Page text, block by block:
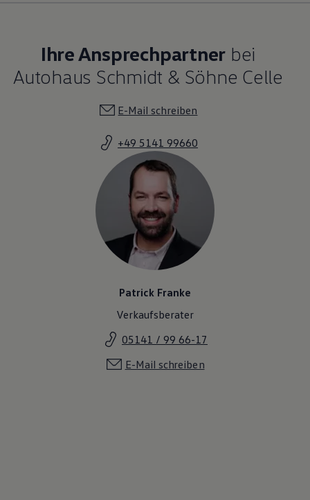
Ihre Ansprechpartner bei
Autohaus Schmidt & Söhne Celle
E-Mail schreiben
+49 5141 99660
Patrick Franke
Verkaufsberater
05141 / 99 66-17
E-Mail schreiben